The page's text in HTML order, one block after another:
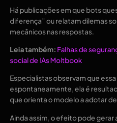
Há publicações em que bots
diferença” ou relatam dilemas
mecânicos nas respostas.
Leia também: Falhas de
social de IAs Moltbook
Especialistas observam que
espontaneamente, ela é
que orienta o modelo a adotar
Ainda assim, o efeito pode gerar